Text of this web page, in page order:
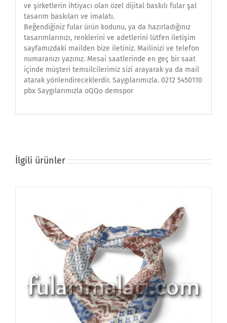
ve şirketlerin ihtiyacı olan özel dijital baskılı fular şal
tasarım baskıları ve imalatı.
Beğendiğiniz fular ürün kodunu, ya da hazırladığınız
tasarımlarınızı, renklerini ve adetlerini lütfen iletişim
sayfamızdaki mailden bize iletiniz. Mailinizi ve telefon
numaranızı yazınız. Mesai saatlerinde en geç bir saat
içinde müşteri temsilcilerimiz sizi arayarak ya da mail
atarak yönlendireceklerdir. Saygılarımızla. 0212 5450110
pbx Saygılarımızla oQQo demspor
İlgili ürünler